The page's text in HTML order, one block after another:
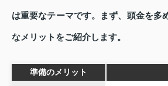
は重要なテーマです。まず、頭金を多
なメリットをご紹介します。
準備のメリット